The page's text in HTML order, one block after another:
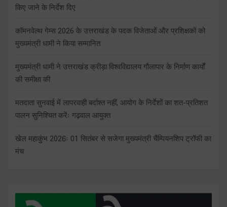
किए जाने के निर्देश दिए
कॉमनवेल्थ गेम्स 2026 के उत्तराखंड के पदक विजेताओं और प्रशिक्षकों को
मुख्यमंत्री धामी ने किया सम्मानित
मुख्यमंत्री धामी ने उत्तराखंड क्रीड़ा विश्वविद्यालय गौलापार के निर्माण कार्यों
की समीक्षा की
मतदाता सुनवाई में लापरवाही बर्दाश्त नहीं, आयोग के निर्देशों का शत-प्रतिशत
पालन सुनिश्चित करेंः गढ़वाल आयुक्त
खेल महाकुंभ 2026ः 01 सितंबर से सजेगा मुख्यमंत्री चैंम्पियनशिप ट्रॉफी का
मंच